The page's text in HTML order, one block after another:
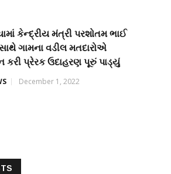
કેન્દ્રીય મંત્રી પરશોતમ ભાઈ
ગામના વડીલ મતદારોએ
કરી પ્રેરક ઉદાહરણ પૂરું પાડ્યું
December 1, 2022